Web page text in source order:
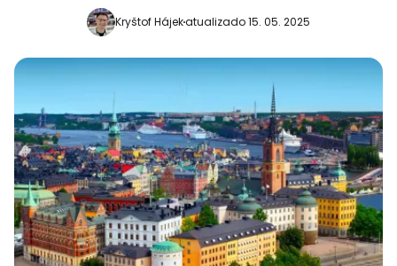
Kryštof Hájekatualizado 15. 05. 2025
Continuar com o Facebook
Continuar com o correio
eletrónico